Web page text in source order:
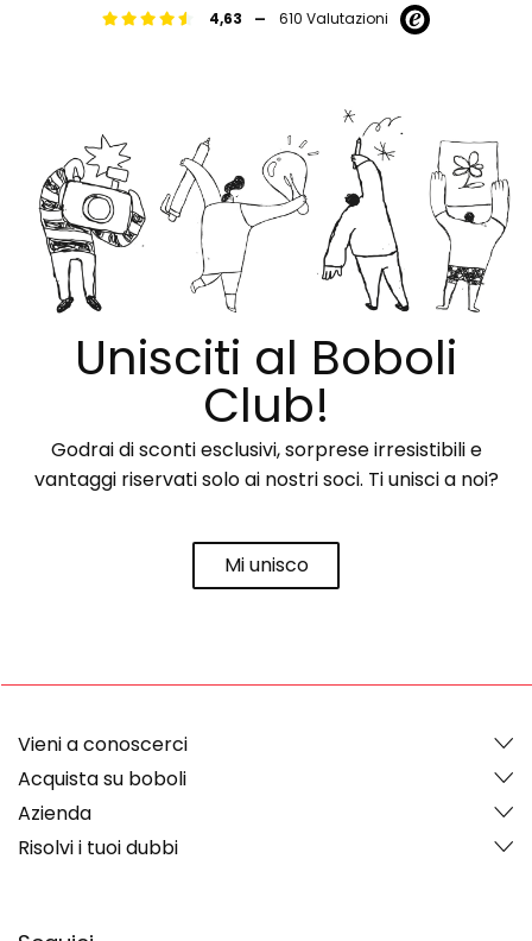
4,63 - 610 Valutazioni
Unisciti al Boboli
Club!
Godrai di sconti esclusivi, sorprese irresistibili e
vantaggi riservati solo ai nostri soci. Ti unisci a noi?
Mi unisco
Vieni a conoscerci
Acquista su boboli
Azienda
Risolvi i tuoi dubbi